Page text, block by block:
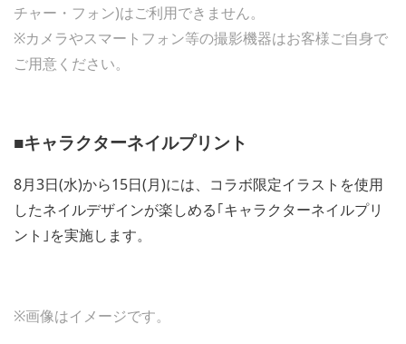
チャー・フォン)はご利用できません。
※カメラやスマートフォン等の撮影機器はお客様ご自身で
ご用意ください。
■キャラクターネイルプリント
8月3日(水)から15日(月)には、コラボ限定イラストを使用
したネイルデザインが楽しめる｢キャラクターネイルプリ
ント｣を実施します。
※画像はイメージです。